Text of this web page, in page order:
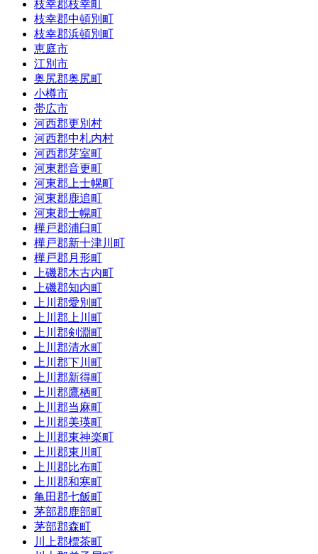
枝幸郡枝幸町
枝幸郡中頓別町
枝幸郡浜頓別町
恵庭市
江別市
奥尻郡奥尻町
小樽市
帯広市
河西郡更別村
河西郡中札内村
河西郡芽室町
河東郡音更町
河東郡上士幌町
河東郡鹿追町
河東郡士幌町
樺戸郡浦臼町
樺戸郡新十津川町
樺戸郡月形町
上磯郡木古内町
上磯郡知内町
上川郡愛別町
上川郡上川町
上川郡剣淵町
上川郡清水町
上川郡下川町
上川郡新得町
上川郡鷹栖町
上川郡当麻町
上川郡美瑛町
上川郡東神楽町
上川郡東川町
上川郡比布町
上川郡和寒町
亀田郡七飯町
茅部郡鹿部町
茅部郡森町
川上郡標茶町